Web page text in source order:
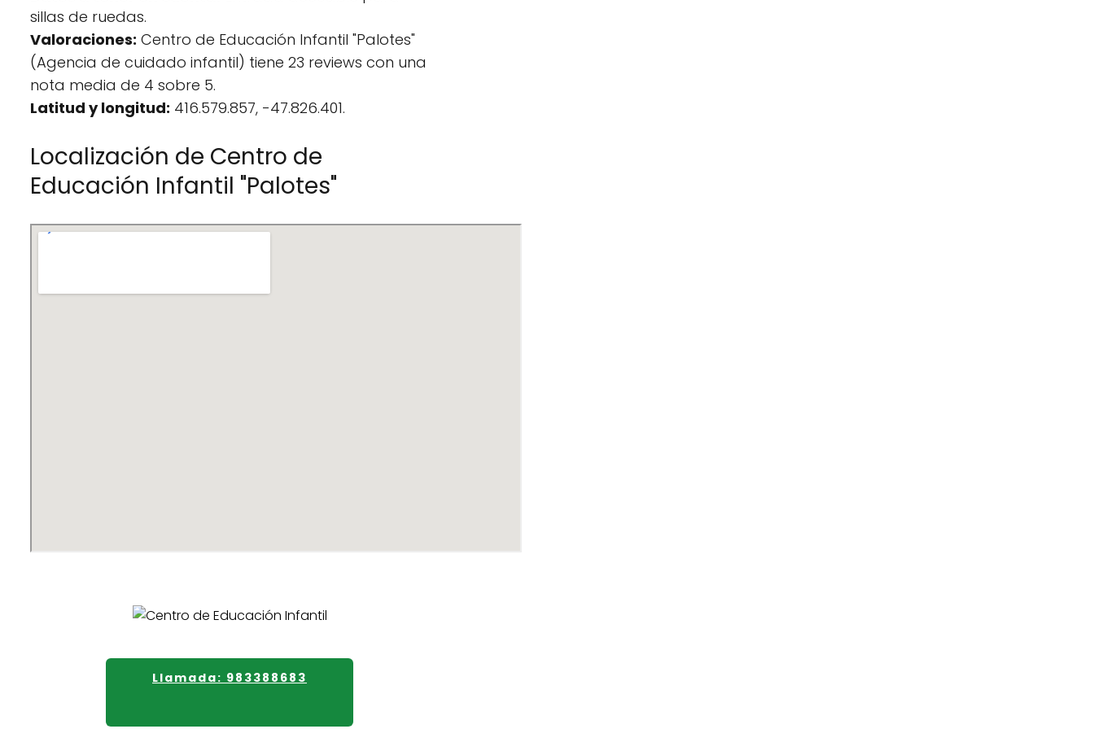
sillas de ruedas.
Valoraciones: Centro de Educación Infantil "Palotes"
(Agencia de cuidado infantil) tiene 23 reviews con una
nota media de 4 sobre 5.
Latitud y longitud: 416.579.857, -47.826.401.
Localización de Centro de
Educación Infantil "Palotes"
Llamada: 983388683